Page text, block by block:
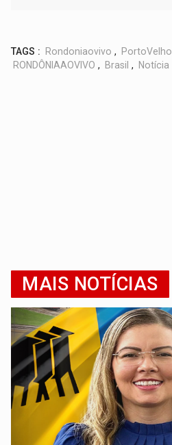
TAGS : Rondoniaovivo , PortoVelho
RONDÔNIAAOVIVO , Brasil , Notícia
MAIS NOTÍCIAS